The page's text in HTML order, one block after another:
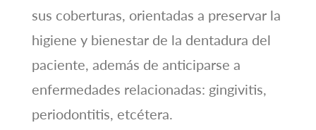
sus coberturas, orientadas a preservar la
higiene y bienestar de la dentadura del
paciente, además de anticiparse a
enfermedades relacionadas: gingivitis,
periodontitis, etcétera.